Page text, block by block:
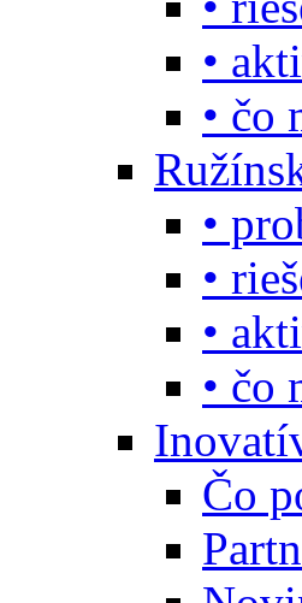
•
• čo
•
•
•
• čo
Čo